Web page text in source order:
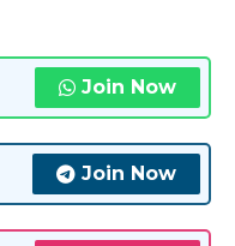
Join Now
Join Now